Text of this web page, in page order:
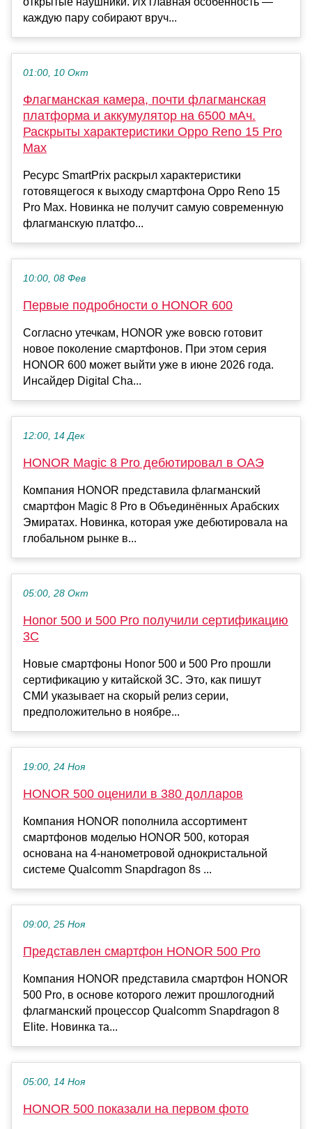
каждую пару собирают вруч...
01:00, 10 Окт
Флагманская камера, почти флагманская
платформа и аккумулятор на 6500 мАч.
Раскрыты характеристики Oppo Reno 15 Pro
Max
Ресурс SmartPrix раскрыл характеристики
готовящегося к выходу смартфона Oppo Reno 15
Pro Max. Новинка не получит самую современную
флагманскую платфо...
10:00, 08 Фев
Первые подробности о HONOR 600
Согласно утечкам, HONOR уже вовсю готовит
новое поколение смартфонов. При этом серия
HONOR 600 может выйти уже в июне 2026 года.
Инсайдер Digital Cha...
12:00, 14 Дек
HONOR Magic 8 Pro дебютировал в ОАЭ
Компания HONOR представила флагманский
смартфон Magic 8 Pro в Объединённых Арабских
Эмиратах. Новинка, которая уже дебютировала на
глобальном рынке в...
05:00, 28 Окт
Honor 500 и 500 Pro получили сертификацию
3C
Новые смартфоны Honor 500 и 500 Pro прошли
сертификацию у китайской 3C. Это, как пишут
СМИ указывает на скорый релиз серии,
предположительно в ноябре...
19:00, 24 Ноя
HONOR 500 оценили в 380 долларов
Компания HONOR пополнила ассортимент
смартфонов моделью HONOR 500, которая
основана на 4-нанометровой однокристальной
системе Qualcomm Snapdragon 8s ...
09:00, 25 Ноя
Представлен смартфон HONOR 500 Pro
Компания HONOR представила смартфон HONOR
500 Pro, в основе которого лежит прошлогодний
флагманский процессор Qualcomm Snapdragon 8
Elite. Новинка та...
05:00, 14 Ноя
HONOR 500 показали на первом фото